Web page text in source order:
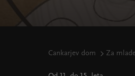
Cankarjev dom Za